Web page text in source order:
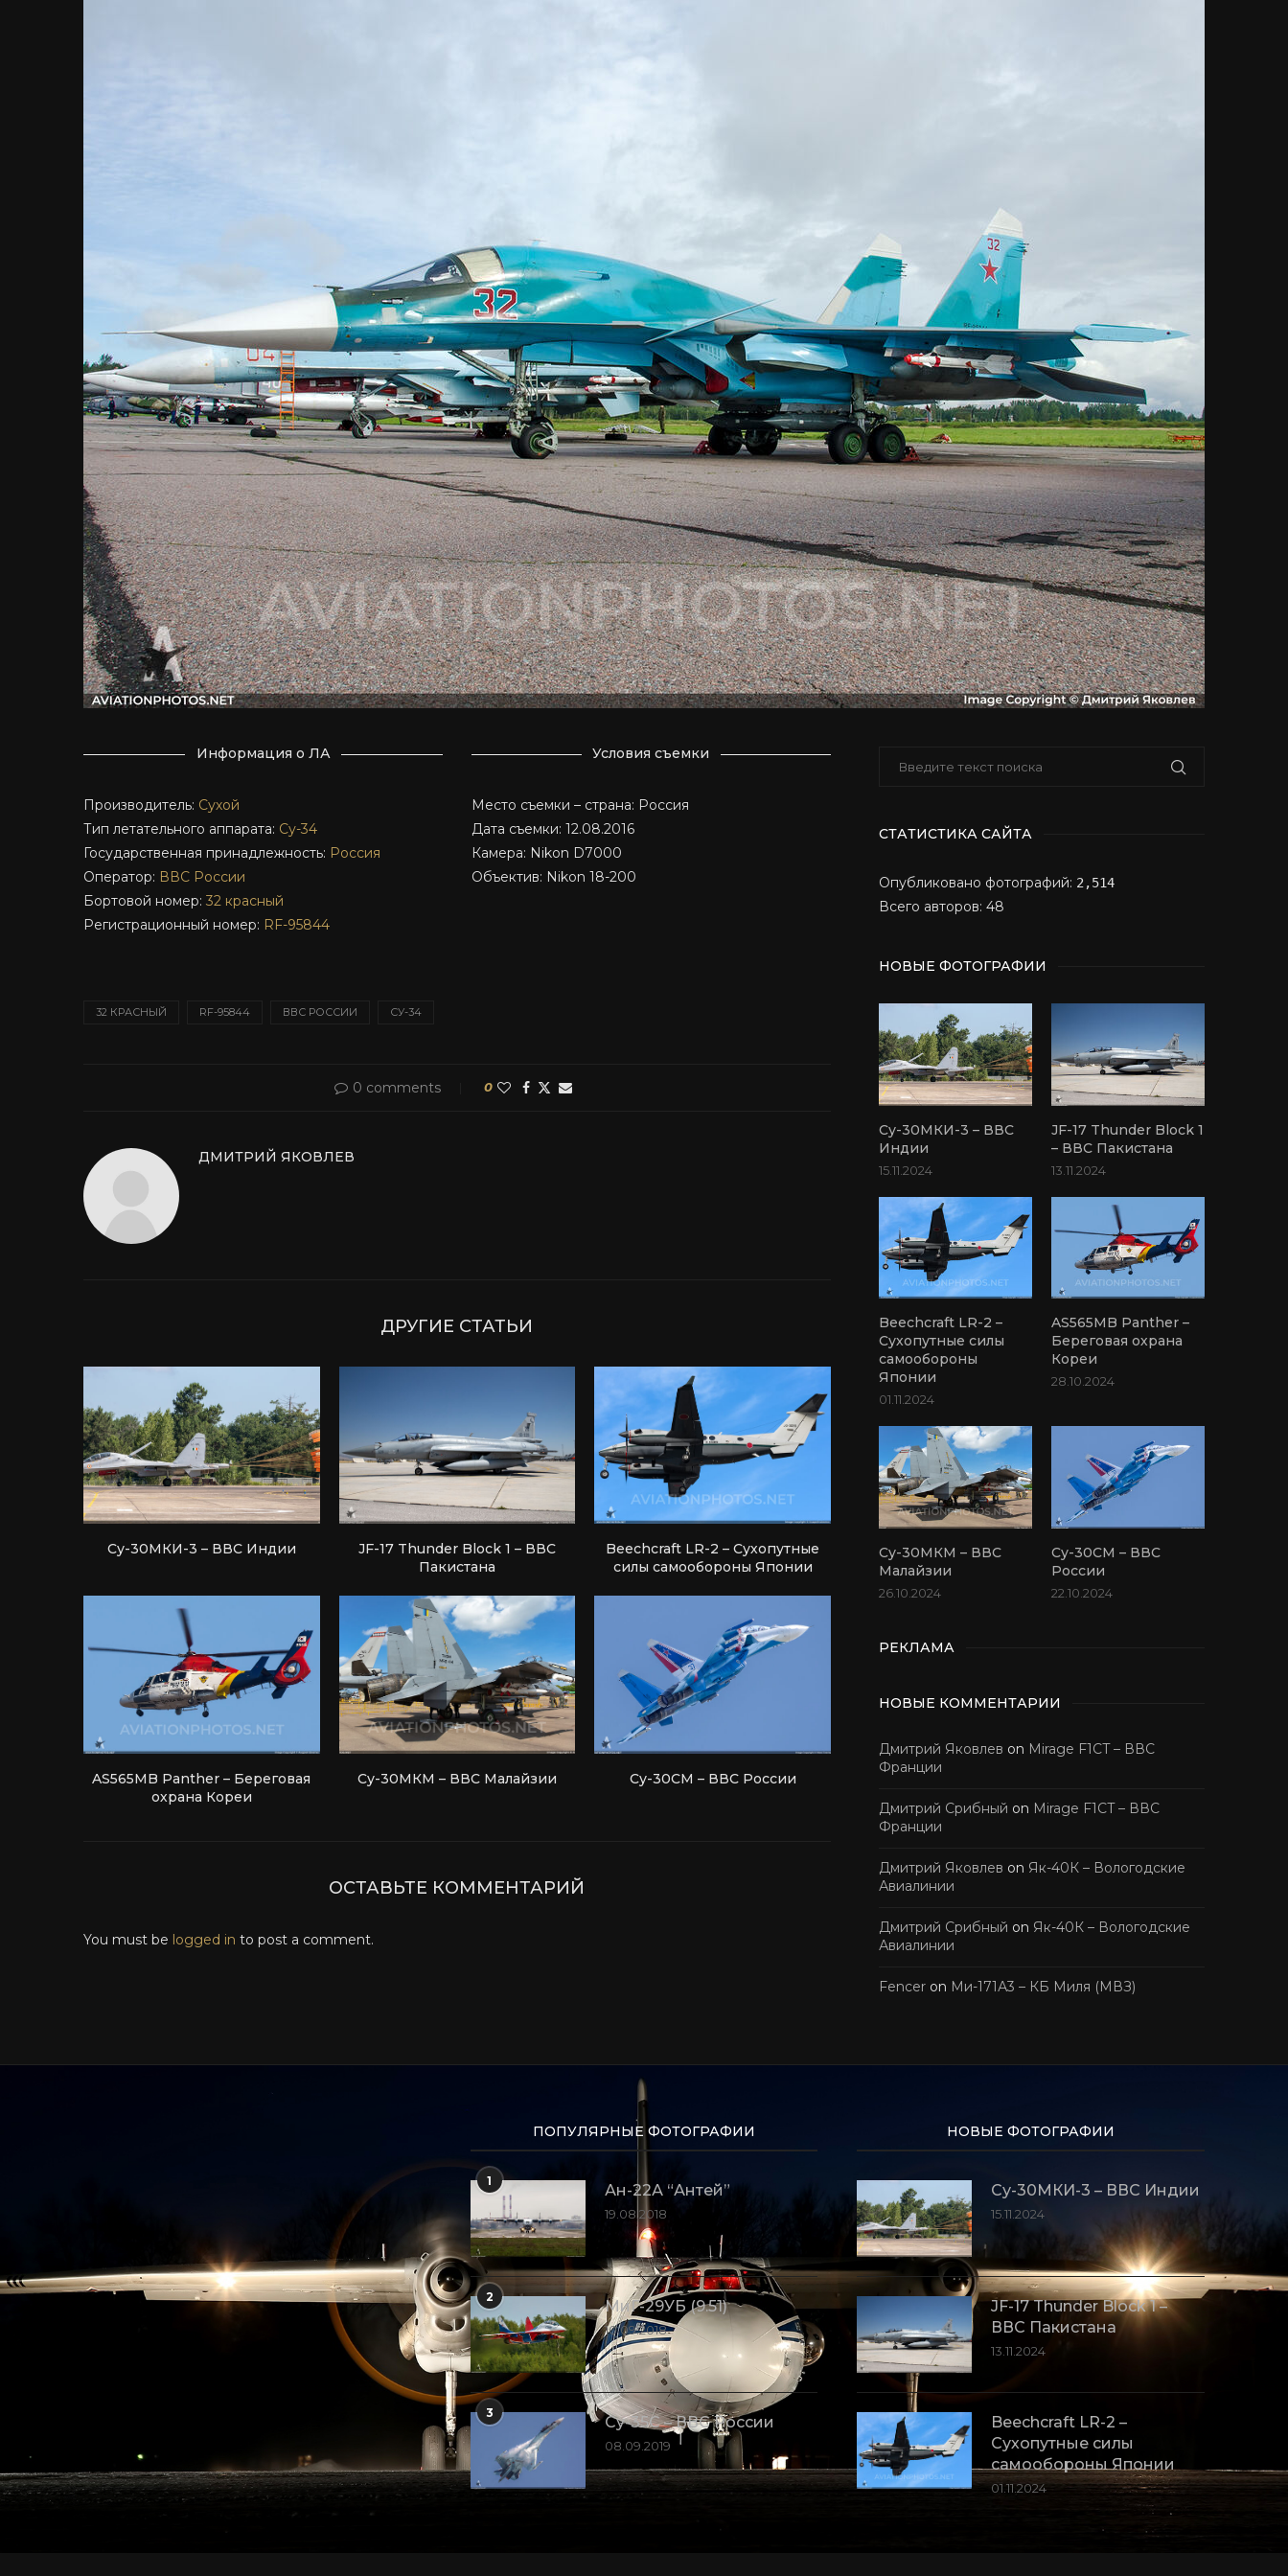
Информация о ЛА
Производитель: Сухой
Тип летательного аппарата: Су-34
Государственная принадлежность: Россия
Оператор: ВВС России
Бортовой номер: 32 красный
Регистрационный номер: RF-95844
Условия съемки
Место съемки – страна: Россия
Дата съемки: 12.08.2016
Камера: Nikon D7000
Объектив: Nikon 18-200
32 КРАСНЫЙ RF-95844 ВВС РОССИИ СУ-34
0 comments 0
ДМИТРИЙ ЯКОВЛЕВ
ДРУГИЕ СТАТЬИ
Су-30МКИ-3 – ВВС Индии
JF-17 Thunder Block 1 – ВВС
Пакистана
Beechcraft LR-2 – Сухопутные
силы самообороны Японии
AS565MB Panther – Береговая
охрана Кореи
Су-30МКМ – ВВС Малайзии Су-30СМ – ВВС России
ОСТАВЬТЕ КОММЕНТАРИЙ
You must be logged in to post a comment.
СТАТИСТИКА САЙТА
Опубликовано фотографий: 2,514
Всего авторов: 48
НОВЫЕ ФОТОГРАФИИ
Су-30МКИ-3 – ВВС
Индии
15.11.2024
JF-17 Thunder Block 1
– ВВС Пакистана
13.11.2024
Beechcraft LR-2 –
Сухопутные силы
самообороны
Японии
01.11.2024
AS565MB Panther –
Береговая охрана
Кореи
28.10.2024
Су-30МКМ – ВВС
Малайзии
26.10.2024
Су-30СМ – ВВС
России
22.10.2024
РЕКЛАМА
НОВЫЕ КОММЕНТАРИИ
Дмитрий Яковлев on Mirage F1CT – ВВС
Франции
Дмитрий Срибный on Mirage F1CT – ВВС
Франции
Дмитрий Яковлев on Як-40К – Вологодские
Авиалинии
Дмитрий Срибный on Як-40К – Вологодские
Авиалинии
Fencer on Ми-171А3 – КБ Миля (МВЗ)
ПОПУЛЯРНЫЕ ФОТОГРАФИИ
1
Ан-22А “Антей”
19.08.2018
2
МиГ-29УБ (9.51)
10.09.2018
3
Су-35С – ВВС России
08.09.2019
НОВЫЕ ФОТОГРАФИИ
Су-30МКИ-3 – ВВС Индии
15.11.2024
JF-17 Thunder Block 1 –
ВВС Пакистана
13.11.2024
Beechcraft LR-2 –
Сухопутные силы
самообороны Японии
01.11.2024